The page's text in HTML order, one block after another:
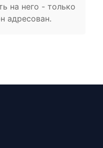
на него - только
адресован.